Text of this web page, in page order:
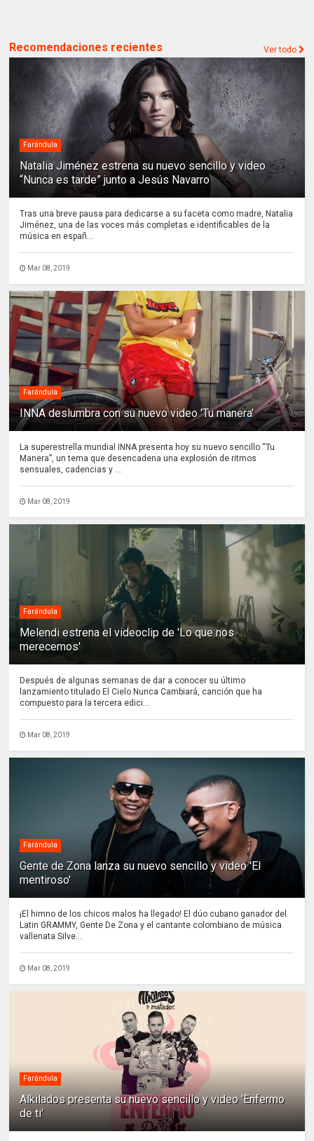
Recomendaciones recientes Ver todo
Farándula
Natalia Jiménez estrena su nuevo sencillo y video
“Nunca es tarde” junto a Jesús Navarro
Tras una breve pausa para dedicarse a su faceta como madre, Natalia
Jiménez, una de las voces más completas e identificables de la
música en españ...
Mar 08, 2019
Farándula
INNA deslumbra con su nuevo video 'Tu manera'
La superestrella mundial INNA presenta hoy su nuevo sencillo “Tu
Manera”, un tema que desencadena una explosión de ritmos
sensuales, cadencias y ...
Mar 08, 2019
Farándula
Melendi estrena el videoclip de 'Lo que nos
merecemos'
Después de algunas semanas de dar a conocer su último
lanzamiento titulado El Cielo Nunca Cambiará, canción que ha
compuesto para la tercera edici...
Mar 08, 2019
Farándula
Gente de Zona lanza su nuevo sencillo y video 'El
mentiroso'
¡El himno de los chicos malos ha llegado! El dúo cubano ganador del
Latin GRAMMY, Gente De Zona y el cantante colombiano de música
vallenata Silve...
Mar 08, 2019
Farándula
Alkilados presenta su nuevo sencillo y video 'Enfermo
de ti'